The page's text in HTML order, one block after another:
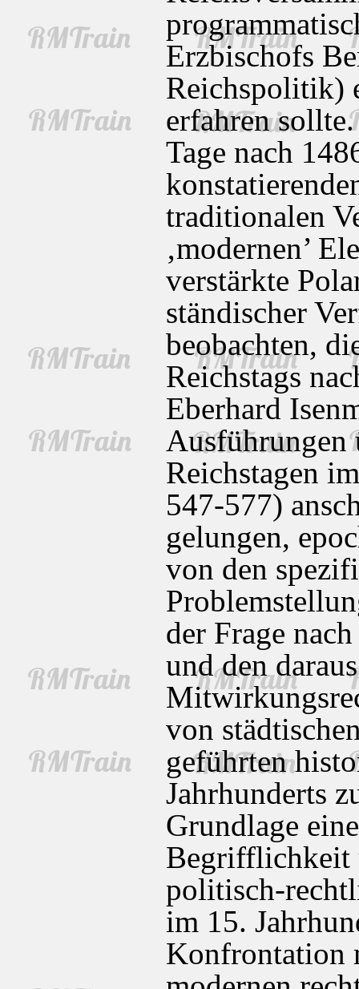
Erzbischofs
Reichspolitik)
erfahren
Tage nach
traditionalen
‚modernen’
verstärkte
ständischer
beobachten,
Reichstags
Eberhard
Ausführungen
Reichstagen
547-577)
gelungen,
von den
der Frage
und den
von
geführten
Jahrhunderts
Grundlage
Begrifflichkeit
politisch-
im 15.
Konfrontation